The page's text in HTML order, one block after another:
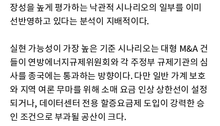
장성을 높게 평가하는 낙관적 시나리오의 일부를 이미
선반영하고 있다는 분석이 지배적이다.
실현 가능성이 가장 높은 기준 시나리오는 대형 M&A 건
들이 연방에너지규제위원회와 각 주정부 규제기관의 심
사를 종국에는 통과하는 방향이다. 다만 일반 가계 보호
와 지역 여론 무마를 위해 소매 요금 인상 상한선이 설정
되거나, 데이터센터 전용 할증요금제 도입이 강력한 승
인 조건으로 부과될 공산이 크다.